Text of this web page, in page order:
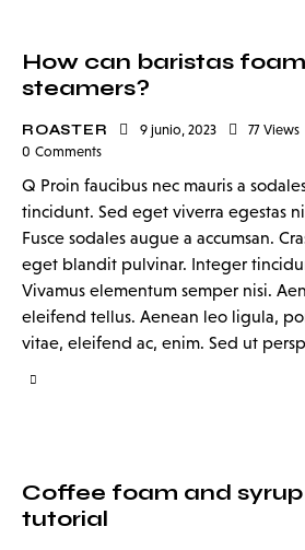
How can baristas
steamers?
ROASTER 9 junio, 2023 77 Views
0 Comments
Q Proin faucibus nec mauris a
tincidunt. Sed eget viverra egestas
Fusce sodales augue a accumsan.
eget blandit pulvinar. Integer
Vivamus elementum semper nisi.
eleifend tellus. Aenean leo ligula,
vitae, eleifend ac, enim. Sed ut
Coffee foam and
tutorial